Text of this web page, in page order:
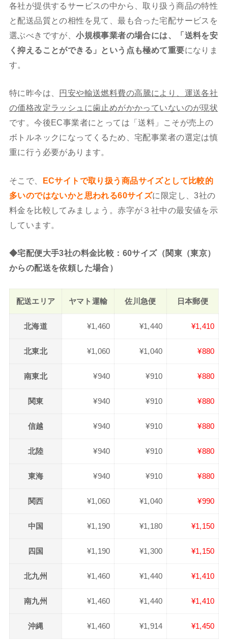
各社が提供するサービスの中から、取り扱う商品の特性
と配送品質との相性を見て、最も合った宅配サービスを
選ぶべきですが、小規模事業者の場合には、「送料を安
く抑えることができる」という点も極めて重要になりま
す。
特に昨今は、 円安や輸送燃料費の高騰により、運送各社
の価格改定ラッシュに歯止めがかかっていないのが現状
です。今後EC事業者にとっては「送料」こそが売上の
ボトルネックになってくるため、宅配事業者の選定は慎
重に行う必要があります。
そこで、 ECサイトで取り扱う商品サイズとして比較的
多いのではないかと思われる60サイズに限定し、3社の
料金を比較してみましょう。赤字が３社中の最安値を示
しています。
◆宅配便大手3社の料金比較：60サイズ（関東（東京）
からの配送を依頼した場合）
配送エリア ヤマト運輸 佐川急便 日本郵便
北海道 ¥1,460 ¥1,440 ¥1,410
北東北 ¥1,060 ¥1,040 ¥880
南東北 ¥940 ¥910 ¥880
関東 ¥940 ¥910 ¥880
信越 ¥940 ¥910 ¥880
北陸 ¥940 ¥910 ¥880
東海 ¥940 ¥910 ¥880
関西 ¥1,060 ¥1,040 ¥990
中国 ¥1,190 ¥1,180 ¥1,150
四国 ¥1,190 ¥1,300 ¥1,150
北九州 ¥1,460 ¥1,440 ¥1,410
南九州 ¥1,460 ¥1,440 ¥1,410
沖縄 ¥1,460 ¥1,914 ¥1,450